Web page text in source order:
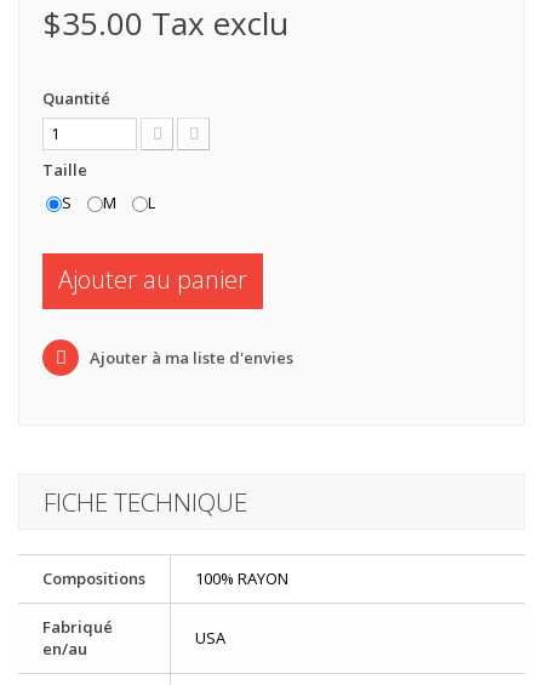
$35.00 Tax exclu
Quantité
Taille
S
M L
Ajouter au panier
Ajouter à ma liste d'envies
FICHE TECHNIQUE
Compositions 100% RAYON
Fabriqué
en/au
USA